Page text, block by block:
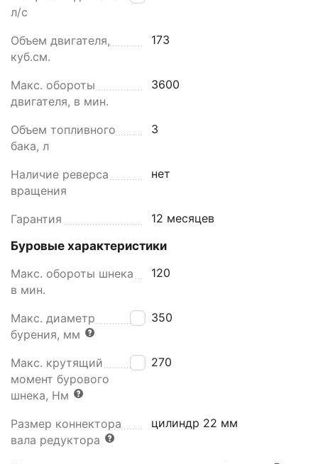
л/с
Объем двигателя,
куб.см.
173
Макс. обороты
двигателя, в мин.
3600
Объем топливного
бака, л
3
Наличие реверса
вращения
нет
Гарантия
12 месяцев
Буровые характеристики
Макс. обороты шнека
в мин.
120
Макс. диаметр
бурения, мм
350
Макс. крутящий
момент бурового
шнека, Нм
270
Размер коннектора
вала редуктора
цилиндр 22 мм